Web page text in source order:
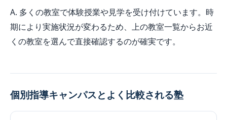
A. 多くの教室で体験授業や見学を受け付けています。時
期により実施状況が変わるため、上の教室一覧からお近
くの教室を選んで直接確認するのが確実です。
個別指導キャンパスとよく比較される塾